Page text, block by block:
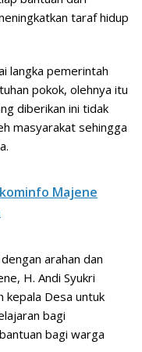
taraf hidup
langka pemerintah
pokok, olehnya itu
diberikan ini tidak
masyarakat sehingga
Majene
arahan dan
H. Andi Syukri
kepala Desa untuk
bagi
bagi warga